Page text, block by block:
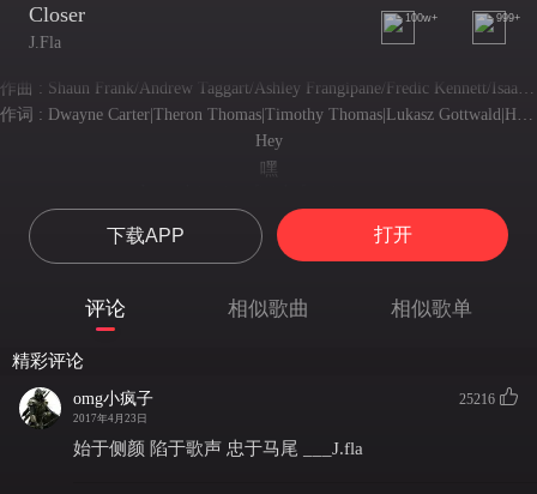
Closer
J.Fla
100w+ 999+
Hey
嘿
遇到你之前我一切安好
I drank too much and thats an issue
虽酩酊大醉 看上去一团糟
但我感觉很好
You tell your friends it was nice to meet them
告诉你的朋友很高兴和他们相遇
But i hope i never see them again
下载APP 打开
评论 相似歌曲 相似歌单
精彩评论
omg小疯子
2017年4月23日
25216
始于侧颜 陷于歌声 忠于马尾 ___J.fla